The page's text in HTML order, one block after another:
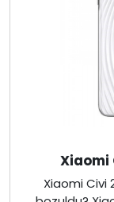
Xiaomi
Xiaomi Civi